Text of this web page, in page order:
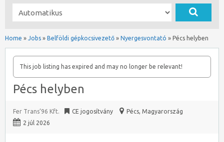
Home » Jobs » Belföldi gépkocsivezető » Nyergesvontató » Pécs helyben
This job listing has expired and may no longer be relevant!
Pécs helyben
Fer Trans’96 Kft. CE jogosítvány Pécs, Magyarország
2 júl 2026